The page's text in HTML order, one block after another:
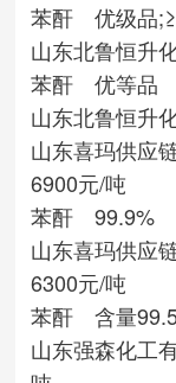
苯酐 优级品
山东北鲁恒升
苯酐 优等品
山东北鲁恒升
山东喜玛供应
6900元/吨
苯酐 99.9%
山东喜玛供应
6300元/吨
苯酐 含量
山东强森化工